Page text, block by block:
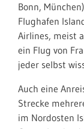
Bonn,
Flughafen
Airlines, meist
ein Flug von
jeder selbst
Auch eine
Strecke
im Nordosten